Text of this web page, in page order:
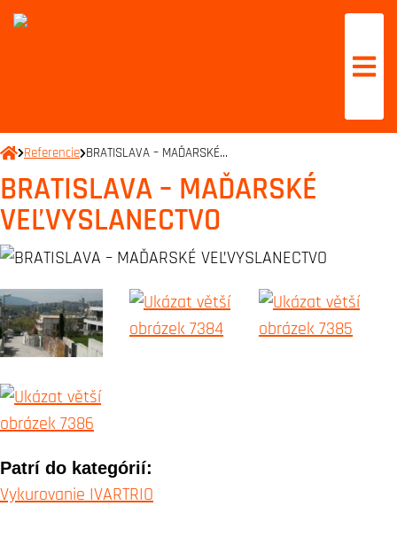
Referencie BRATISLAVA – MAĎARSKÉ…
BRATISLAVA – MAĎARSKÉ
VEĽVYSLANECTVO
Patrí do kategórií:
Vykurovanie IVARTRIO